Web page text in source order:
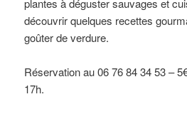
plantes à déguster sauvages et
découvrir quelques recettes
goûter de verdure.
Réservation au 06 76 84 34 53 –
17h.